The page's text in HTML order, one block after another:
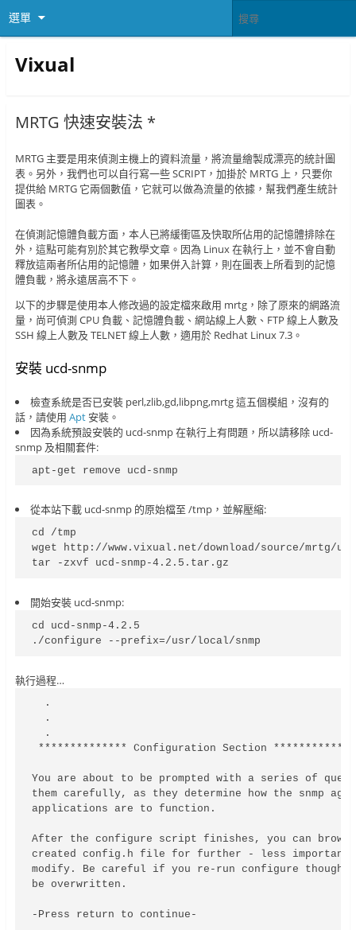
選單
Vixual
MRTG 快速安裝法 *
MRTG 主要是用來偵測主機上的資料流量，將流量繪製成漂亮的統計圖
表。另外，我們也可以自行寫一些 SCRIPT，加掛於 MRTG 上，只要你
提供給 MRTG 它兩個數值，它就可以做為流量的依據，幫我們產生統計
圖表。
在偵測記憶體負載方面，本人已將緩衝區及快取所佔用的記憶體排除在
外，這點可能有別於其它教學文章。因為 Linux 在執行上，並不會自動
釋放這兩者所佔用的記憶體，如果併入計算，則在圖表上所看到的記憶
體負載，將永遠居高不下。
以下的步驟是使用本人修改過的設定檔來啟用 mrtg，除了原來的網路流
量，尚可偵測 CPU 負載、記憶體負載、網站線上人數、FTP 線上人數及
SSH 線上人數及 TELNET 線上人數，適用於 Redhat Linux 7.3。
安裝 ucd-snmp
檢查系統是否已安裝 perl,zlib,gd,libpng,mrtg 這五個模組，沒有的
話，請使用 Apt安裝。
因為系統預設安裝的 ucd-snmp 在執行上有問題，所以請移除 ucd-
snmp 及相關套件:
apt-get remove ucd-snmp
從本站下載 ucd-snmp 的原始檔至 /tmp，並解壓縮:
cd /tmp
wget http://www.vixual.net/download/source/mrtg/
tar -zxvf ucd-snmp-4.2.5.tar.gz
開始安裝 ucd-snmp:
cd ucd-snmp-4.2.5
./configure --prefix=/usr/local/snmp
執行過程…
  .
  .
  .
************** Configuration Section
You are about to be prompted with a series of
them carefully, as they determine how the snmp
applications are to function.
After the configure script finishes, you can
created config.h file for further - less important
modify. Be careful if you re-run configure
be overwritten.
-Press return to continue-